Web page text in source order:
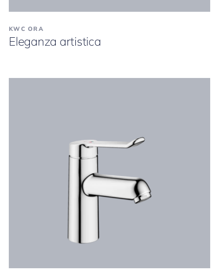
KWC ORA
Eleganza artistica